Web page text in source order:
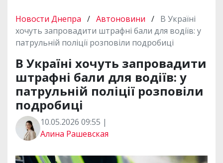
Новости Днепра / Автоновини / В Україні
хочуть запровадити штрафні бали для водіїв: у
патрульній поліції розповіли подробиці
В Україні хочуть запровадити
штрафні бали для водіїв: у
патрульній поліції розповіли
подробиці
10.05.2026 09:55 |
Алина Рашевская